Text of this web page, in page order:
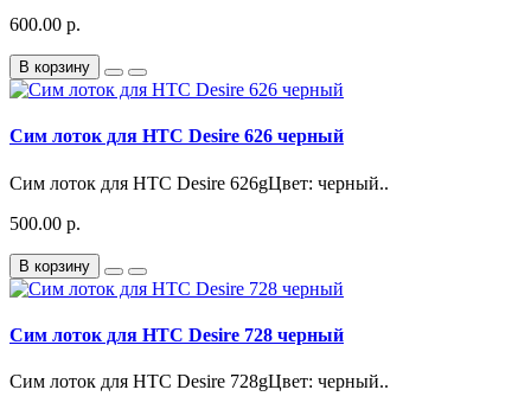
600.00 р.
В корзину
Сим лоток для HTC Desire 626 черный
Сим лоток для HTC Desire 626gЦвет: черный..
500.00 р.
В корзину
Сим лоток для HTC Desire 728 черный
Сим лоток для HTC Desire 728gЦвет: черный..